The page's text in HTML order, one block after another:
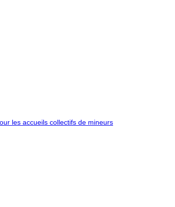
les accueils collectifs de mineurs